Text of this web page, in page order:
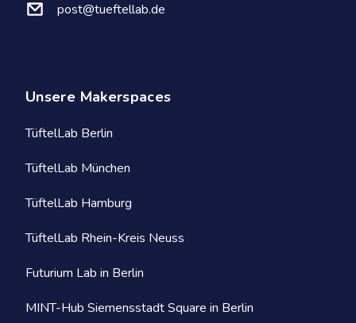
post@tueftellab.de
Unsere Makerspaces
TüftelLab Berlin
TüftelLab München
TüftelLab Hamburg
TüftelLab Rhein-Kreis Neuss
Futurium Lab in Berlin
MINT-Hub Siemensstadt Square in Berlin